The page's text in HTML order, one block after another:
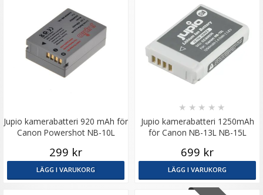
Jupio kamerabatteri 920 mAh för
Canon Powershot NB-10L
299 kr
LÄGG I VARUKORG
Jupio kamerabatteri 1250mAh
för Canon NB-13L NB-15L
★ ★ ★ ★ ★
699 kr
LÄGG I VARUKORG